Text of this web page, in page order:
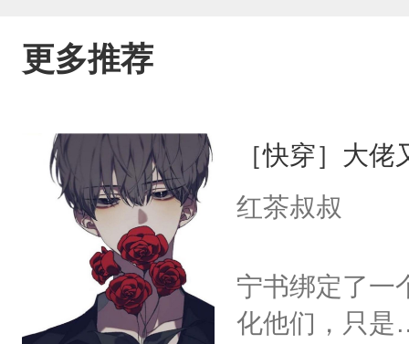
更多推荐
［快穿］大
红茶叔叔
宁书绑定了一
化他们，只是